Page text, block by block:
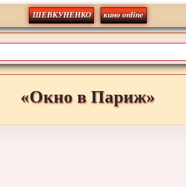
ШЕВКУНЕНКО кино online
«Окно в Париж»